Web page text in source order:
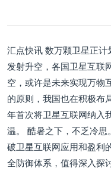
汇点快讯 数万颗卫星正计
发射升空，各国卫星互联
空，或许是未来实现万物
的原则，我国也在积极布
年首次将卫星互联网纳入
温。 酷暑之下，不乏冷
破卫星互联网应用和盈利
全防御体系，值得深入探讨